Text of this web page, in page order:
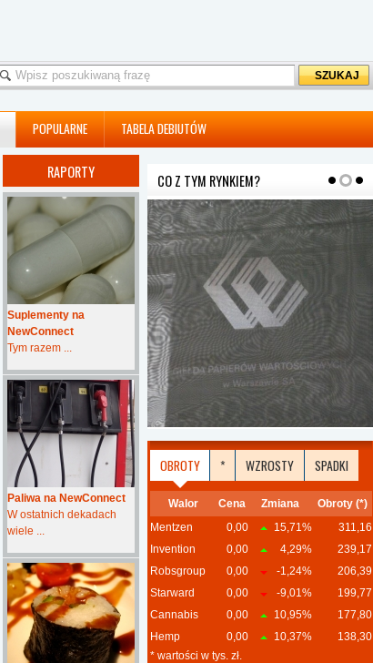
POPULARNE TABELA DEBIUTÓW
RAPORTY
Suplementy na
NewConnect
Tym razem ...
Paliwa na NewConnect
W ostatnich dekadach
wiele ...
CO Z TYM RYNKIEM?
OBROTY * WZROSTY SPADKI
Walor Cena Zmiana
Obroty (*)
Mentzen
0,00 15,71%
311,16
Invention
0,00 4,29%
239,17
Robsgroup
0,00 -1,24%
206,39
Starward
0,00 -9,01%
199,77
Cannabis
0,00 10,95%
177,80
Hemp
0,00 10,37%
138,30
* wartości w tys. zł.